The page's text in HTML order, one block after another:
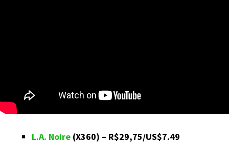
L.A. Noire (X360) – R$29,75/US$7.49